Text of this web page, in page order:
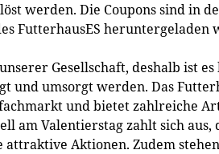
werden. Die Coupons sind in
FutterhausES heruntergeladen
Gesellschaft, deshalb ist es
und umsorgt werden. Das
und bietet zahlreiche
am Valentierstag zahlt sich aus,
attraktive Aktionen. Zudem